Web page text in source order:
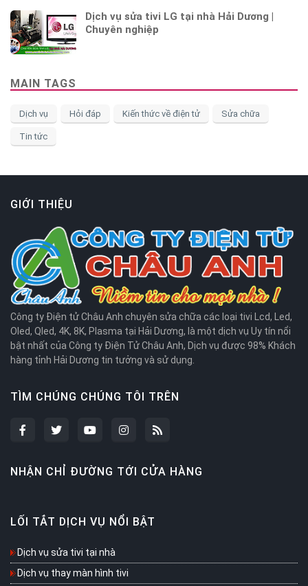
Dịch vụ sửa tivi LG tại nhà Hải Dương |
Chuyên nghiệp
MAIN TAGS
Dịch vụ Hỏi đáp Kiến thức về điện tử Sửa chữa
Tin tức
GIỚI THIỆU
Công ty Điện tử Châu Anh chuyên sửa chữa các loại tivi Lcd, Led,
Oled, Qled, 4K, 8K, Plasma tại Hải Dương, là một dịch vụ Uy tín nổi
bật nhất của Công ty Điện Tử Châu Anh, Dịch vụ được 98% Khách
hàng tỉnh Hải Dương tin tưởng và sử dụng.
TÌM CHÚNG CHÚNG TÔI TRÊN
NHẬN CHỈ ĐƯỜNG TỚI CỬA HÀNG
LỐI TẮT DỊCH VỤ NỔI BẬT
Dịch vụ sửa tivi tại nhà
Dịch vụ thay màn hình tivi